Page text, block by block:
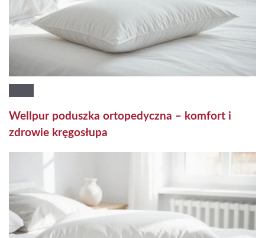
Wellpur poduszka ortopedyczna – komfort i
zdrowie kręgosłupa